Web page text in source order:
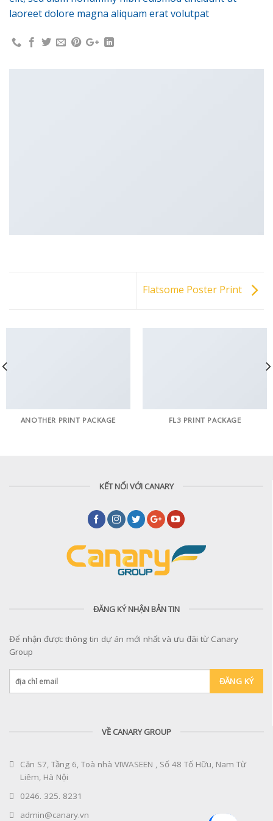
laoreet dolore magna aliquam erat volutpat
Flatsome Poster Print
ANOTHER PRINT PACKAGE FL3 PRINT PACKAGE
KẾT NỐI VỚI CANARY
ĐĂNG KÝ NHẬN BẢN TIN
Để nhận được thông tin dự án mới nhất và ưu đãi từ Canary
Group
VỀ CANARY GROUP
Căn S7, Tầng 6, Toà nhà VIWASEEN , Số 48 Tố Hữu, Nam Từ
Liêm, Hà Nội
0246. 325. 8231
admin@canary.vn